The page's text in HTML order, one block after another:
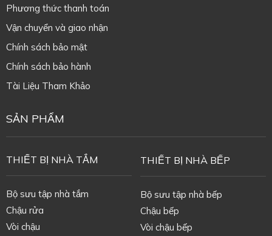
Phương thức thanh toán
Vận chuyển và giao nhận
Chính sách bảo mật
Chính sách bảo hành
Tài Liệu Tham Khảo
SẢN PHẨM
THIẾT BỊ NHÀ TẮM
Bộ sưu tập nhà tắm
Chậu rửa
Vòi chậu
THIẾT BỊ NHÀ BẾP
Bộ sưu tập nhà bếp
Chậu bếp
Vòi chậu bếp